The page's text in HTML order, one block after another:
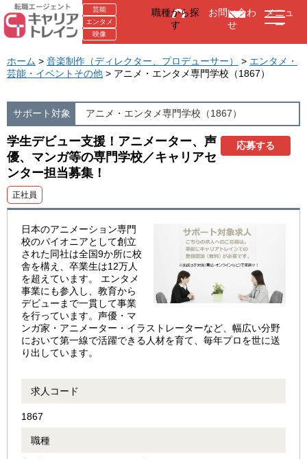
芸能
エンタメ
映像
職種から探
す
お問い合わ
せ
メニュ
ー
ホーム > 音楽制作（ディレクター、プロデューサー） > エンタメ・
芸能・イベントその他 > アニメ・エンタメ専門学校（1867）
サポート対象 アニメ・エンタメ専門学校（1867）
応募する
学生デビュー支援！アニメーター、声
優、マンガ等の専門学校／キャリアセ
ンター担当募集！
正社員
日本のアニメーション専門
校のパイオニアとして創立
された同社は全国9か所に校
舎を構え、卒業生は12万人
を超えています。 エンタメ
事業にも参入し、教育から
デビューまで一貫して事業
を行っています。声優・マ
ンガ家・アニメーター・イラストレーターなど、幅広い分野
において第一線で活躍できる人材を育て、毎年プロを世に送
り出しています。
求人コード
1867
職種